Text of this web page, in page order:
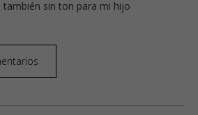
también sin ton para mi hijo